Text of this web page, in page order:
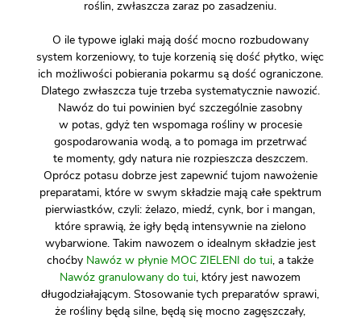
roślin, zwłaszcza zaraz po zasadzeniu.
O ile typowe iglaki mają dość mocno rozbudowany
system korzeniowy, to tuje korzenią się dość płytko, więc
ich możliwości pobierania pokarmu są dość ograniczone.
Dlatego zwłaszcza tuje trzeba systematycznie nawozić.
Nawóz do tui powinien być szczególnie zasobny
w potas, gdyż ten wspomaga rośliny w procesie
gospodarowania wodą, a to pomaga im przetrwać
te momenty, gdy natura nie rozpieszcza deszczem.
Oprócz potasu dobrze jest zapewnić tujom nawożenie
preparatami, które w swym składzie mają całe spektrum
pierwiastków, czyli: żelazo, miedź, cynk, bor i mangan,
które sprawią, że igły będą intensywnie na zielono
wybarwione. Takim nawozem o idealnym składzie jest
choćby Nawóz w płynie MOC ZIELENI do tui, a także
Nawóz granulowany do tui, który jest nawozem
długodziałającym. Stosowanie tych preparatów sprawi,
że rośliny będą silne, będą się mocno zagęszczały,